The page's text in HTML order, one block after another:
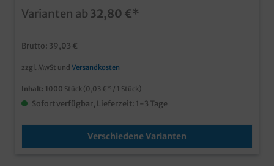
16+12x31cm 1000St (10cm breiter Sichtstreifen)
plastikfreier Sichtstreifen für den nachhaltigen Einsatz
auch in allen typischen Faltenbeutelgrößen
Varianten ab 32,80 €*
Brutto: 39,03 €
zzgl. MwSt und Versandkosten
Inhalt: 1000 Stück (0,03 €* / 1 Stück)
Sofort verfügbar, Lieferzeit: 1-3 Tage
Verschiedene Varianten